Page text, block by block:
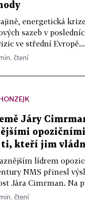
energetická
sazeb v
ve střední
čtení
Járy
kteří jim
lídrem
NMS přinesl
Jára Cimrman. Na
čtení